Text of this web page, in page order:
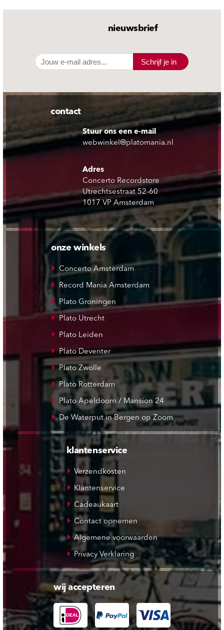
nieuwsbrief
Schrijf je in
contact
Stuur ons een e-mail
webwinkel@platomania.nl
Adres
Concerto Recordstore
Utrechtsestraat 52-60
1017 VP Amsterdam
onze winkels
Concerto Amsterdam
Record Mania Amsterdam
Plato Groningen
Plato Utrecht
Plato Leiden
Plato Deventer
Plato Zwolle
Plato Rotterdam
Plato Apeldoorn / Mansion 24
De Waterput in Bergen op Zoom
klantenservice
Verzendkosten
Klantenservice
Cadeaukaart
Contact opnemen
Algemene voorwaarden
Privacy Verklaring
wij accepteren